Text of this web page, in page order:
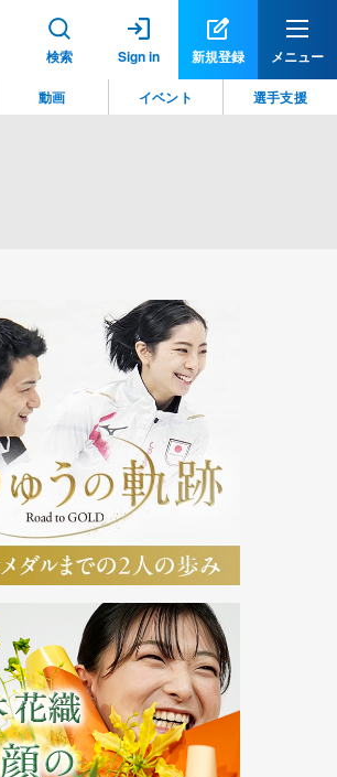
検索 Sign in 新規登録 メニュー
動画 イベント 選手支援